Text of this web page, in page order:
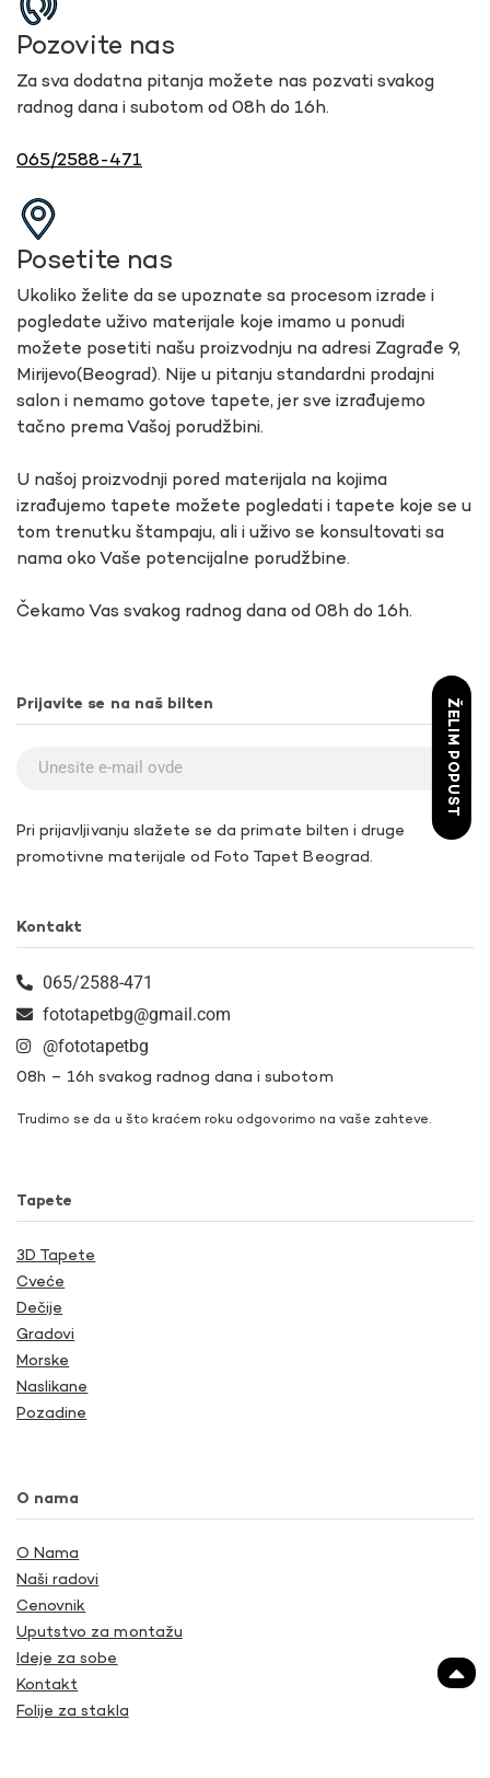
Pozovite nas
Za sva dodatna pitanja možete nas pozvati svakog
radnog dana i subotom od 08h do 16h.
065/2588-471
Posetite nas
Ukoliko želite da se upoznate sa procesom izrade i
pogledate uživo materijale koje imamo u ponudi
možete posetiti našu proizvodnju na adresi Zagrađe 9,
Mirijevo(Beograd). Nije u pitanju standardni prodajni
salon i nemamo gotove tapete, jer sve izrađujemo
tačno prema Vašoj porudžbini.
U našoj proizvodnji pored materijala na kojima
izrađujemo tapete možete pogledati i tapete koje se u
tom trenutku štampaju, ali i uživo se konsultovati sa
nama oko Vaše potencijalne porudžbine.
Čekamo Vas svakog radnog dana od 08h do 16h.
Prijavite se na naš bilten
Pri prijavljivanju slažete se da primate bilten i druge
promotivne materijale od Foto Tapet Beograd.
Kontakt
065/2588-471
fototapetbg@gmail.com
@fototapetbg
08h – 16h svakog radnog dana i subotom
Trudimo se da u što kraćem roku odgovorimo na vaše zahteve.
Tapete
3D Tapete
Cveće
Dečije
Gradovi
Morske
Naslikane
Pozadine
O nama
O Nama
Naši radovi
Cenovnik
Uputstvo za montažu
Ideje za sobe
Kontakt
Folije za stakla
ŽELIM POPUST